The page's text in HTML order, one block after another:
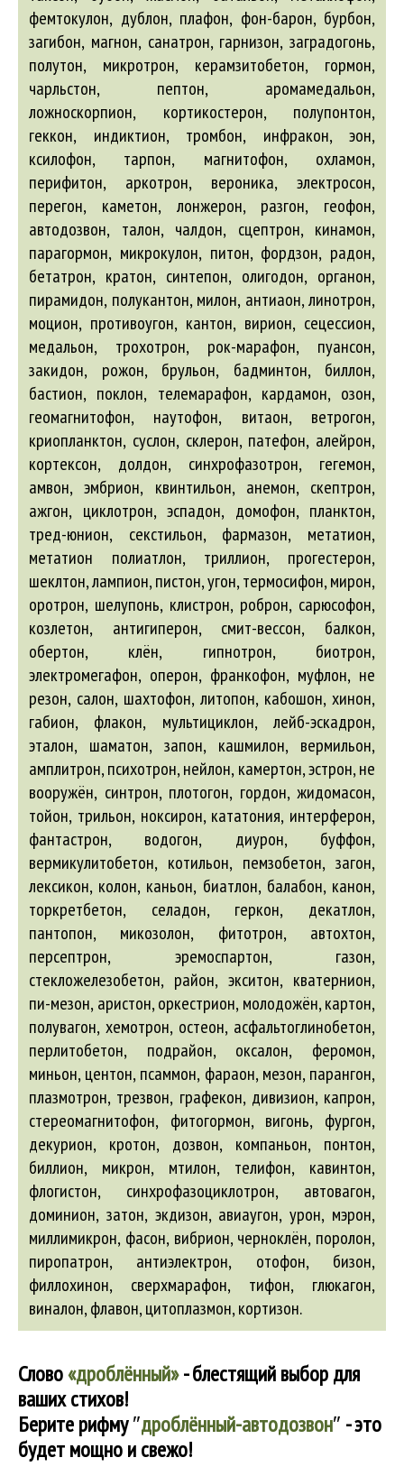
фемтокулон, дублон, плафон, фон-барон, бурбон,
загибон, магнон, санатрон, гарнизон, заградогонь,
полутон, микротрон, керамзитобетон, гормон,
чарльстон, пептон, аромамедальон,
ложноскорпион, кортикостерон, полупонтон,
геккон, индиктион, тромбон, инфракон, эон,
ксилофон, тарпон, магнитофон, охламон,
перифитон, аркотрон, вероника, электросон,
перегон, каметон, лонжерон, разгон, геофон,
автодозвон, талон, чалдон, сцептрон, кинамон,
парагормон, микрокулон, питон, фордзон, радон,
бетатрон, кратон, синтепон, олигодон, органон,
пирамидон, полукантон, милон, антиаон, линотрон,
моцион, противоугон, кантон, вирион, сецессион,
медальон, трохотрон, рок-марафон, пуансон,
закидон, рожон, брульон, бадминтон, биллон,
бастион, поклон, телемарафон, кардамон, озон,
геомагнитофон, наутофон, витаон, ветрогон,
криопланктон, суслон, склерон, патефон, алейрон,
кортексон, долдон, синхрофазотрон, гегемон,
амвон, эмбрион, квинтильон, анемон, скептрон,
ажгон, циклотрон, эспадон, домофон, планктон,
тред-юнион, секстильон, фармазон, метатион,
метатион полиатлон, триллион, прогестерон,
шеклтон, лампион, пистон, угон, термосифон, мирон,
оротрон, шелупонь, клистрон, роброн, сарюсофон,
козлетон, антигиперон, смит-вессон, балкон,
обертон, клён, гипнотрон, биотрон,
электромегафон, оперон, франкофон, муфлон, не
резон, салон, шахтофон, литопон, кабошон, хинон,
габион, флакон, мультициклон, лейб-эскадрон,
эталон, шаматон, запон, кашмилон, вермильон,
амплитрон, психотрон, нейлон, камертон, эстрон, не
вооружён, синтрон, плотогон, гордон, жидомасон,
тойон, трильон, ноксирон, кататония, интерферон,
фантастрон, водогон, диурон, буффон,
вермикулитобетон, котильон, пемзобетон, загон,
лексикон, колон, каньон, биатлон, балабон, канон,
торкретбетон, селадон, геркон, декатлон,
пантопон, микозолон, фитотрон, автохтон,
персептрон, эремоспартон, газон,
стекложелезобетон, район, экситон, кватернион,
пи-мезон, аристон, оркестрион, молодожён, картон,
полувагон, хемотрон, остеон, асфальтоглинобетон,
перлитобетон, подрайон, оксалон, феромон,
миньон, центон, псаммон, фараон, мезон, парангон,
плазмотрон, трезвон, графекон, дивизион, капрон,
стереомагнитофон, фитогормон, вигонь, фургон,
декурион, кротон, дозвон, компаньон, понтон,
биллион, микрон, мтилон, телифон, кавинтон,
флогистон, синхрофазоциклотрон, автовагон,
доминион, затон, экдизон, авиаугон, урон, мэрон,
миллимикрон, фасон, вибрион, черноклён, поролон,
пиропатрон, антиэлектрон, отофон, бизон,
филлохинон, сверхмарафон, тифон, глюкагон,
виналон, флавон, цитоплазмон, кортизон.
Слово«дроблённый»- блестящий выбор для
ваших стихов!
Берите рифму″дроблённый-автодозвон″ - это
будет мощно и свежо!